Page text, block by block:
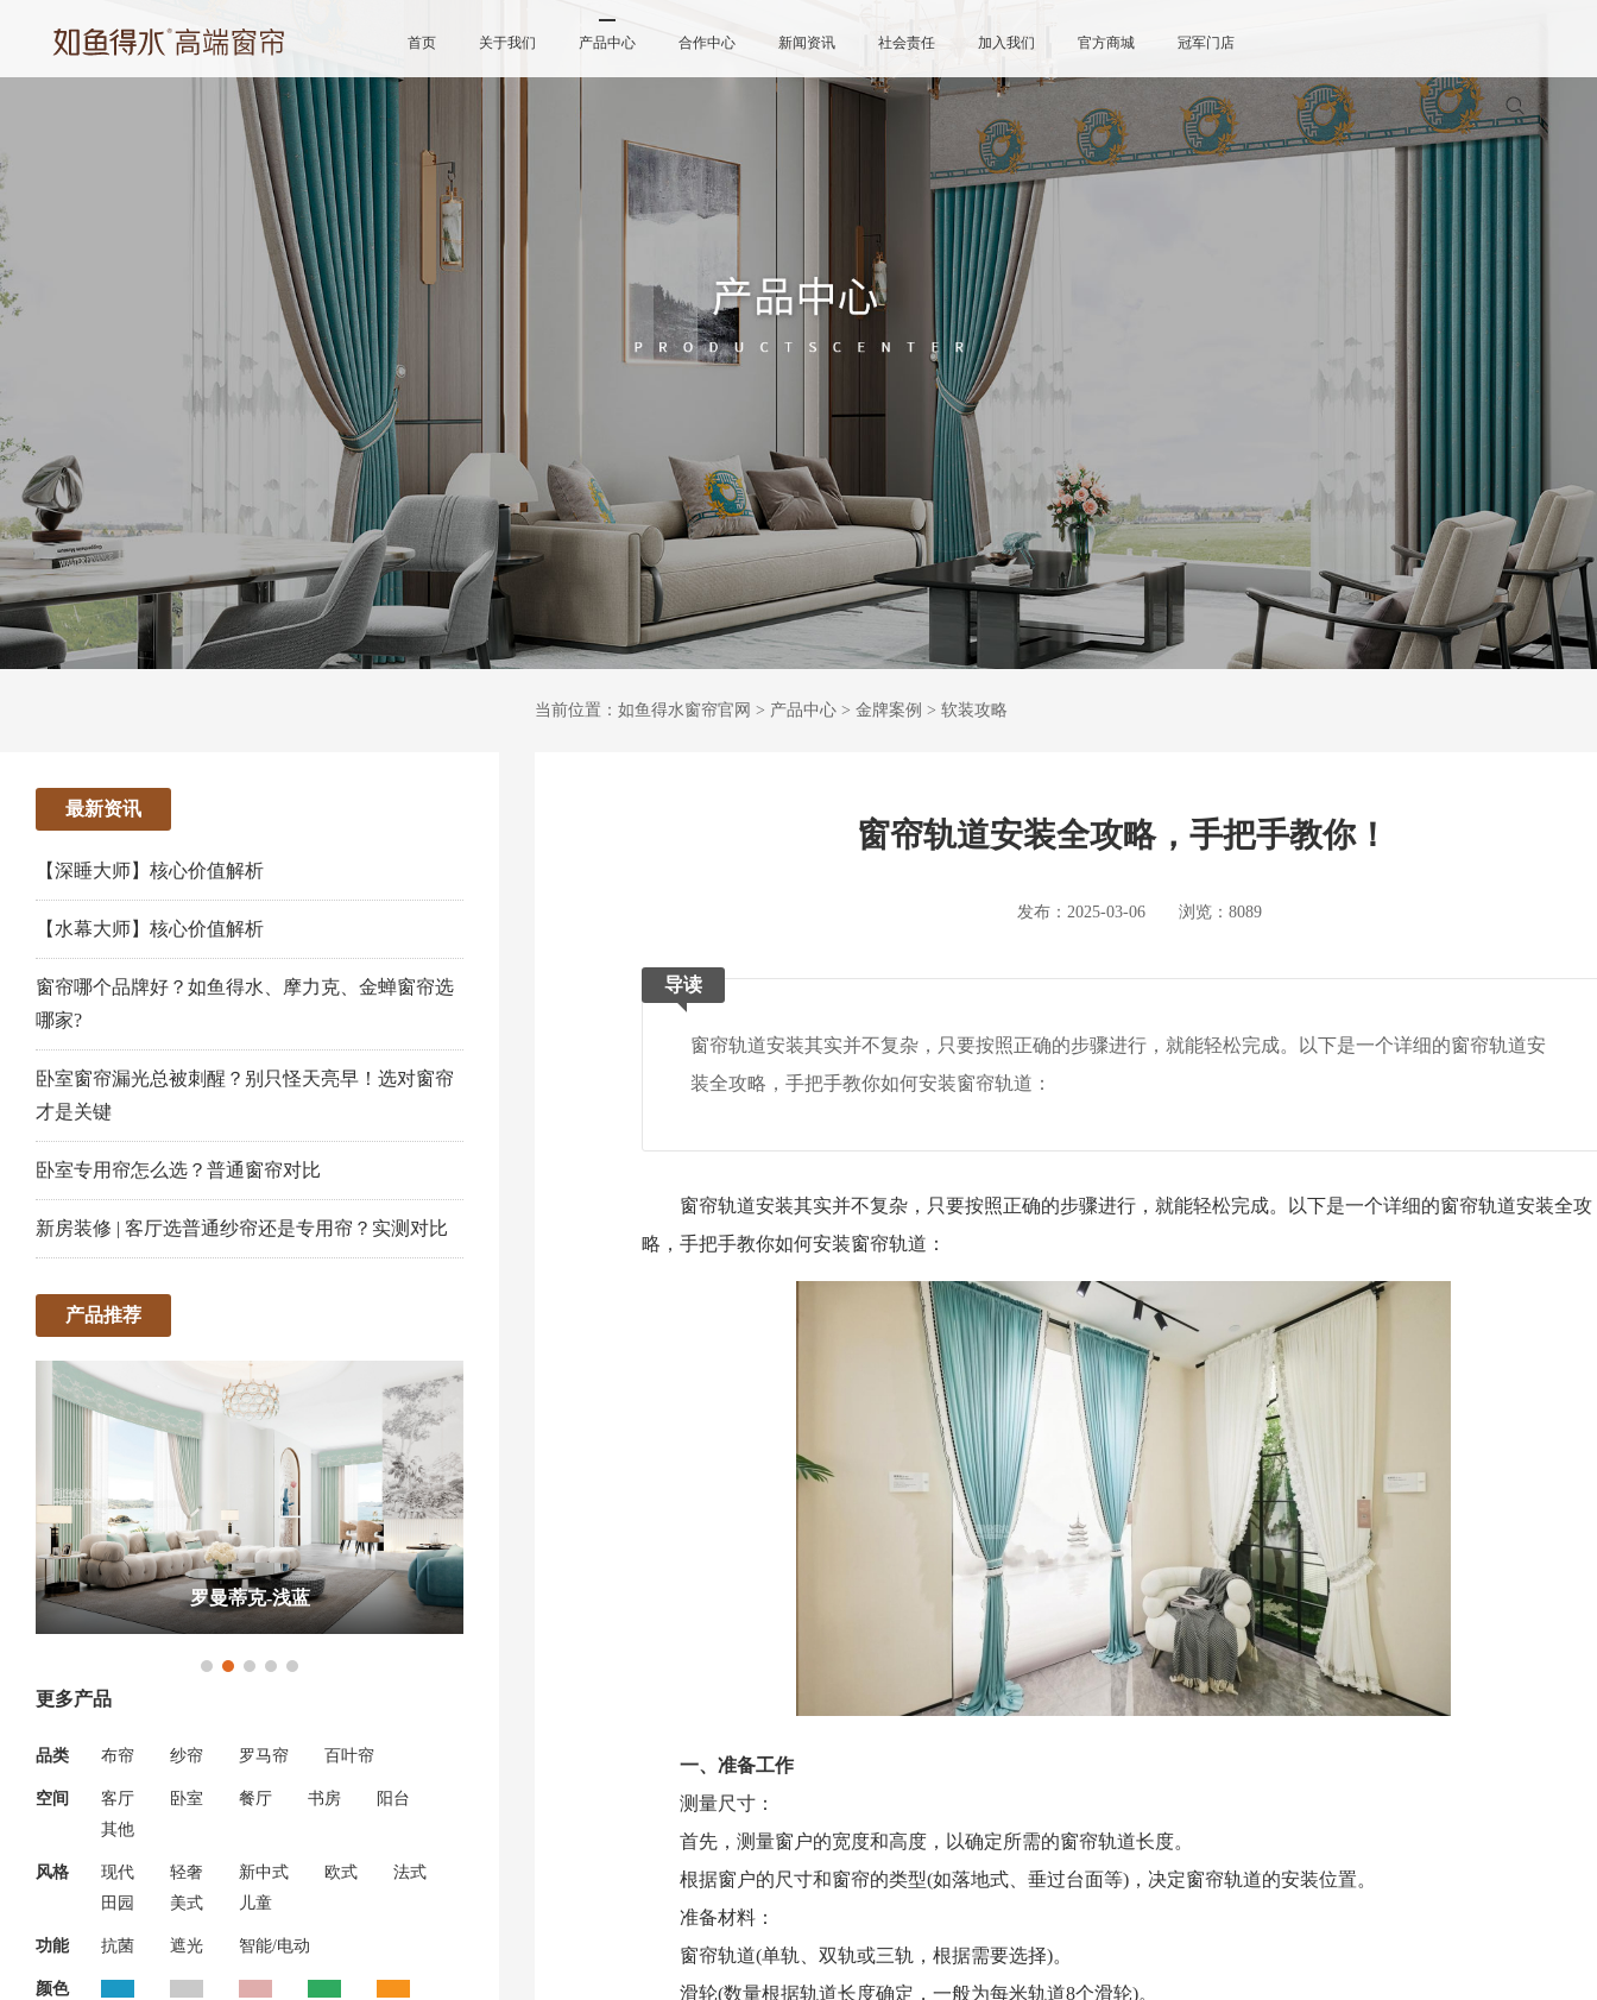
首页 关于我们 产品中心 合作中心 新闻资讯 社会责任 加入我们 官方商城 冠军门店
最新资讯
【深睡大师】核心价值解析
【水幕大师】核心价值解析
窗帘哪个品牌好？如鱼得水、摩力克、金蝉窗帘选
哪家?
卧室窗帘漏光总被刺醒？别只怪天亮早！选对窗帘
才是关键
卧室专用帘怎么选？普通窗帘对比
新房装修 | 客厅选普通纱帘还是专用帘？实测对比
产品推荐
罗曼蒂克-浅蓝
更多产品
品类 布帘 纱帘 罗马帘 百叶帘
空间 客厅 卧室 餐厅 书房
阳台
其他
风格 现代 轻奢 新中式 欧式
法式
田园
美式 儿童
功能 抗菌 遮光 智能/电动
颜色
当前位置： 如鱼得水窗帘官网 > 产品中心 > 金牌案例 > 软装攻略
窗帘轨道安装全攻略，手把手教你！
发布：2025-03-06 浏览：8089
导读
窗帘轨道安装其实并不复杂，只要按照正确的步骤进行，就能轻松完成。以下是一个详细的窗帘轨道安
装全攻略，手把手教你如何安装窗帘轨道：
窗帘轨道安装其实并不复杂，只要按照正确的步骤进行，就能轻松完成。以下是一个详细的窗帘轨道安装全攻
略，手把手教你如何安装窗帘轨道：
一、准备工作
测量尺寸：
首先，测量窗户的宽度和高度，以确定所需的窗帘轨道长度。
根据窗户的尺寸和窗帘的类型(如落地式、垂过台面等)，决定窗帘轨道的安装位置。
准备材料：
窗帘轨道(单轨、双轨或三轨，根据需要选择)。
滑轮(数量根据轨道长度确定，一般为每米轨道8个滑轮)。